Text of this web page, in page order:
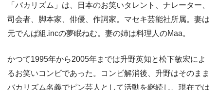
「バカリズム」は、日本のお笑いタレント、ナレーター、
司会者、脚本家、俳優、作詞家。マセキ芸能社所属。妻は
元でんぱ組.incの夢眠ねむ。妻の姉は料理人のMaa。
かつて1995年から2005年までは升野英知と松下敏宏によ
るお笑いコンビであった。コンビ解消後、升野はそのまま
バカリズム名義でピン芸人として活動を継続し、現在では